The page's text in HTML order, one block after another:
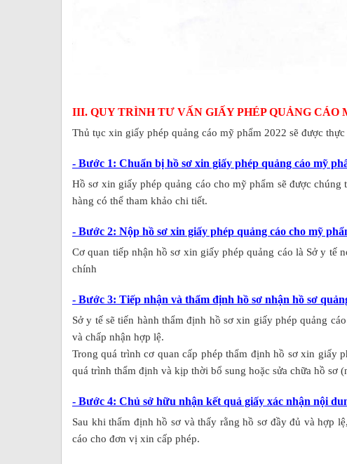
III. QUY TRÌNH TƯ VẤN GIẤY PHÉP QUẢNG CÁO
Thủ tục xin giấy phép quảng cáo mỹ phẩm 2022 sẽ được thực
- Bước 1: Chuẩn bị hồ sơ xin giấy phép quảng cáo mỹ
Hồ sơ xin giấy phép quảng cáo cho mỹ phẩm sẽ được
hàng có thể tham khảo chi tiết.
- Bước 2: Nộp hồ sơ xin giấy phép quảng cáo cho mỹ
Cơ quan tiếp nhận hồ sơ xin giấy phép quảng cáo là Sở y tế
chính
- Bước 3: Tiếp nhận và thẩm định hồ sơ nhận hồ sơ
Sở y tế sẽ tiến hành thẩm định hồ sơ xin giấy phép quảng
và chấp nhận hợp lệ.
Trong quá trình cơ quan cấp phép thẩm định hồ sơ xin giấy
quá trình thẩm định và kịp thời bổ sung hoặc sửa chữa hồ sơ
- Bước 4: Chủ sở hữu nhận kết quả giấy xác nhận nội
Sau khi thẩm định hồ sơ và thấy rằng hồ sơ đầy đủ và hợp
cáo cho đơn vị xin cấp phép.